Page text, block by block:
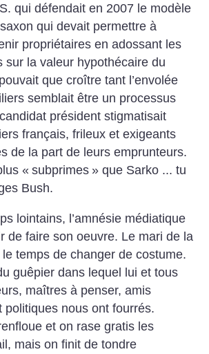
qui défendait en 2007 le modèle
qui devait permettre à
propriétaires en adossant les
sur la valeur hypothécaire du
que croître tant l’envolée
semblait être un processus
président stigmatisait
français, frileux et exigeants
de la part de leurs emprunteurs.
« subprimes » que Sarko ... tu
Bush.
lointains, l’amnésie médiatique
de faire son oeuvre. Le mari de la
temps de changer de costume.
guêpier dans lequel lui et tous
maîtres à penser, amis
politiques nous ont fourrés.
et on rase gratis les
mais on finit de tondre